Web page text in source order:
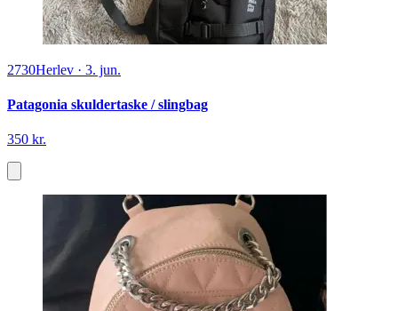
2730Herlev · 3. jun.
Patagonia skuldertaske / slingbag
350 kr.